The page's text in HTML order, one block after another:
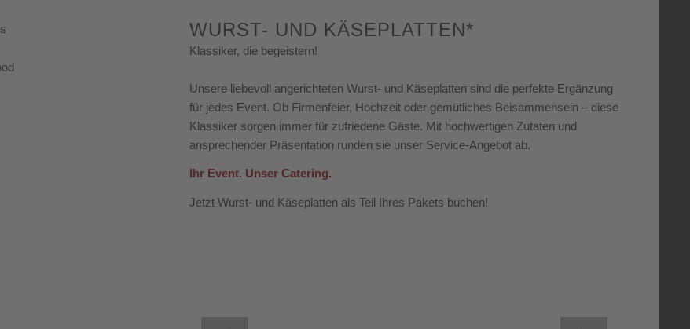
WURST- UND KÄSEPLATTEN*
Klassiker, die begeistern!
Unsere liebevoll angerichteten Wurst- und Käseplatten sind die perfekte Ergänzung
für jedes Event. Ob Firmenfeier, Hochzeit oder gemütliches Beisammensein – diese
Klassiker sorgen immer für zufriedene Gäste. Mit hochwertigen Zutaten und
ansprechender Präsentation runden sie unser Service-Angebot ab.
Ihr Event. Unser Catering.
Jetzt Wurst- und Käseplatten als Teil Ihres Pakets buchen!
Wurstplatten für Ihr Event